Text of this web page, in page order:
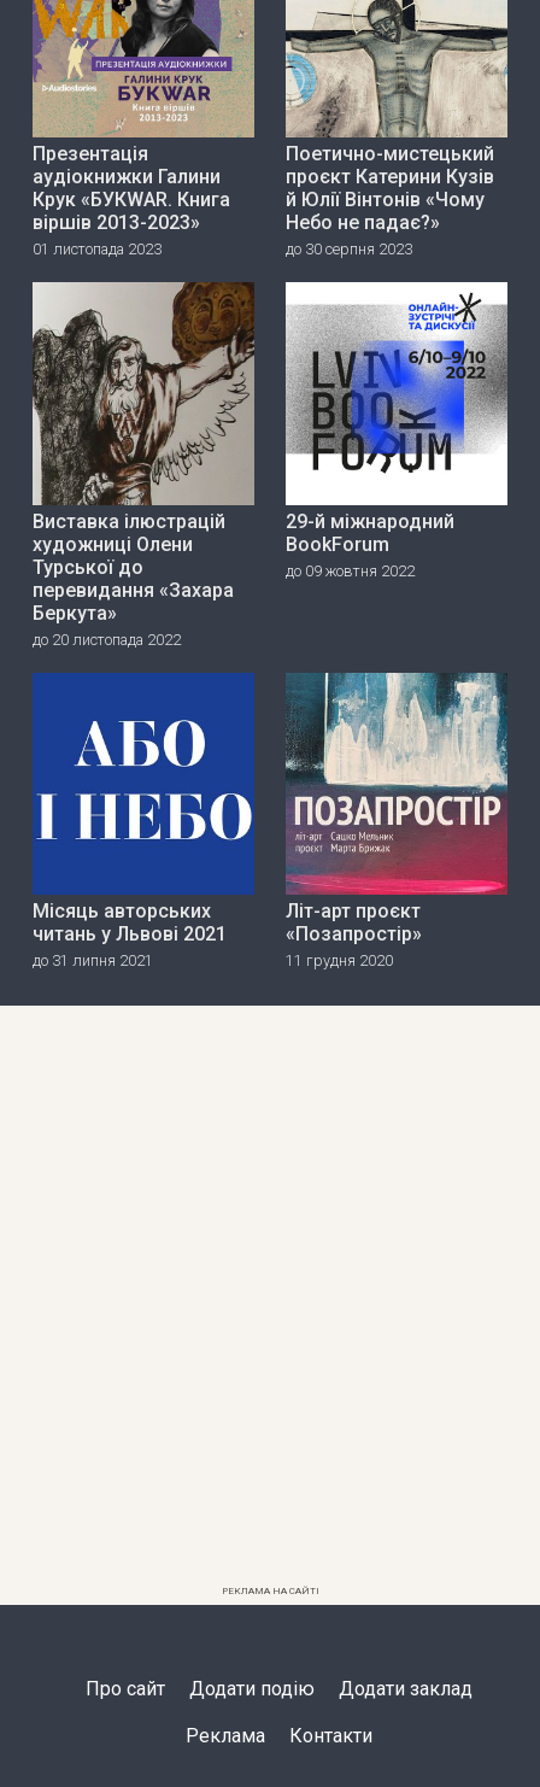
Презентація
аудіокнижки Галини
Крук «БУКWAR. Книга
віршів 2013-2023»
01 листопада 2023
Поетично-мистецький
проєкт Катерини Кузів
й Юлії Вінтонів «Чому
Небо не падає?»
до 30 серпня 2023
Виставка ілюстрацій
художниці Олени
Турської до
перевидання «Захара
Беркута»
до 20 листопада 2022
29-й міжнародний
BookForum
до 09 жовтня 2022
Місяць авторських
читань у Львові 2021
до 31 липня 2021
Літ-арт проєкт
«Позапростір»
11 грудня 2020
РЕКЛАМА НА САЙТІ
Про сайт Додати подію Додати заклад
Реклама Контакти